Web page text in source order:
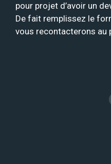
pour projet d’avoir un
De fait remplissez le
vous recontacterons au